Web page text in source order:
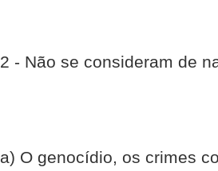
2 - Não se consideram de
a) O genocídio, os crimes